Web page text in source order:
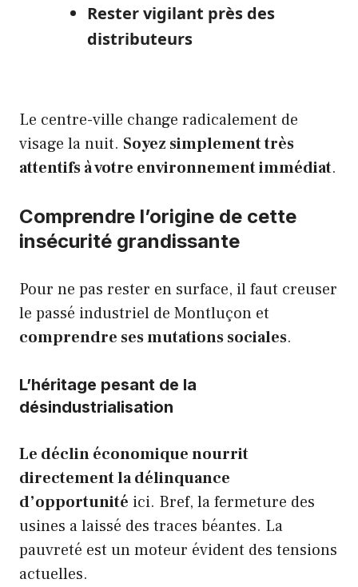
Rester vigilant près des
distributeurs
Le centre-ville change radicalement de
visage la nuit. Soyez simplement très
attentifs à votre environnement immédiat.
Comprendre l’origine de cette
insécurité grandissante
Pour ne pas rester en surface, il faut creuser
le passé industriel de Montluçon et
comprendre ses mutations sociales.
L’héritage pesant de la
désindustrialisation
Le déclin économique nourrit
directement la délinquance
d’opportunité ici. Bref, la fermeture des
usines a laissé des traces béantes. La
pauvreté est un moteur évident des tensions
actuelles.